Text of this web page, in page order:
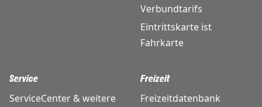
Verbundtarifs
Eintrittskarte ist
Fahrkarte
Service
ServiceCenter & weitere
Freizeit
Freizeitdatenbank